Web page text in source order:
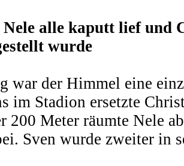
Nele alle kaputt lief und
wurde
war der Himmel eine
im Stadion ersetzte
200 Meter räumte Nele
Sven wurde zweiter in